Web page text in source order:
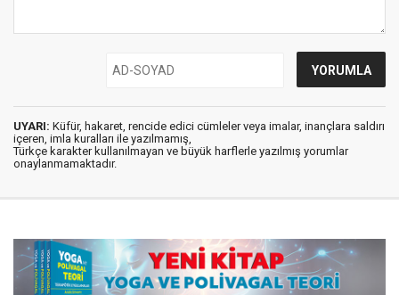
UYARI: Küfür, hakaret, rencide edici cümleler veya imalar, inançlara saldırı
içeren, imla kuralları ile yazılmamış,
Türkçe karakter kullanılmayan ve büyük harflerle yazılmış yorumlar
onaylanmamaktadır.